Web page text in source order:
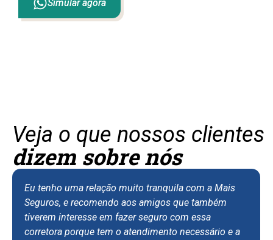
Simular agora
Veja o que nossos clientes
dizem sobre nós
Eu tenho uma relação muito tranquila com a Mais
Seguros, e recomendo aos amigos que também
tiverem interesse em fazer seguro com essa
corretora porque tem o atendimento necessário e a